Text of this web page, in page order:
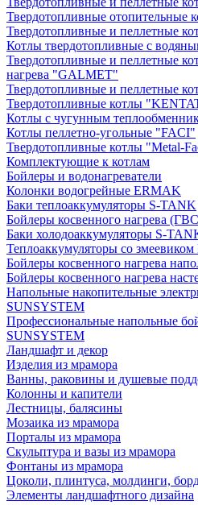
Твердотопливные отопительные
Твердотопливные и пеллетные
Котлы твердотопливные с
Твердотопливные и пеллетные
нагрева "GALMET"
Твердотопливные и пеллетные
Твердотопливные котлы
Котлы с чугунным
Котлы пеллетно-угольные "FACI"
Твердотопливные котлы "Metal-
Комплектующие к котлам
Бойлеры и водонагреватели
Колонки водогрейные ERMAK
Баки теплоаккумуляторы S-TANK
Бойлеры косвенного нагрева
Баки холодоаккумуляторы S-
Теплоаккумуляторы со
Бойлеры косвенного нагрева
Бойлеры косвенного нагрева
Напольные накопительные
SUNSYSTEM
Профессиональные напольные
SUNSYSTEM
Ландшафт и декор
Изделия из мрамора
Ванны, раковины и душевые
Колонны и капители
Лестницы, балясины
Мозаика из мрамора
Порталы из мрамора
Скульптура и вазы из мрамора
Фонтаны из мрамора
Цоколи, плинтуса, молдинги,
Элементы ландшафтного дизайна